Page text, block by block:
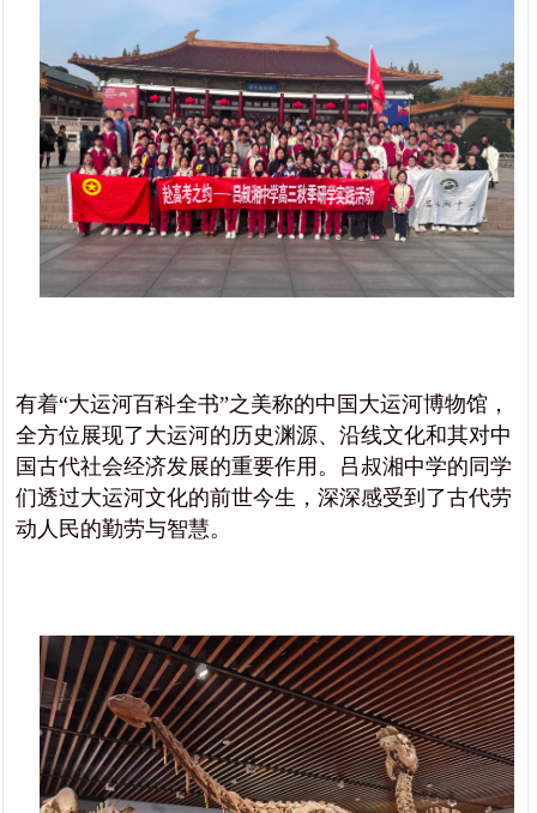
有着“大运河百科全书”之美称的中国大运河博物馆，
全方位展现了大运河的历史渊源、沿线文化和其对中
国古代社会经济发展的重要作用。吕叔湘中学的同学
们透过大运河文化的前世今生，深深感受到了古代劳
动人民的勤劳与智慧。